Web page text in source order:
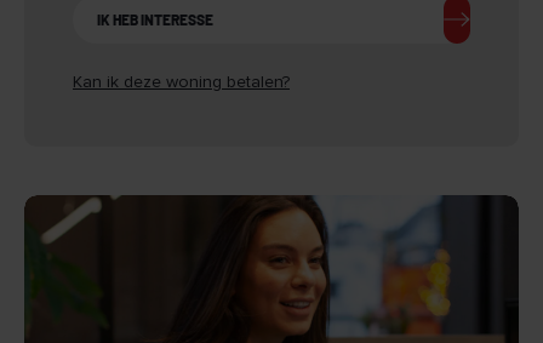
IK HEB INTERESSE
Kan ik deze woning betalen?